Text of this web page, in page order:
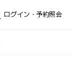
ログイン・予約照会